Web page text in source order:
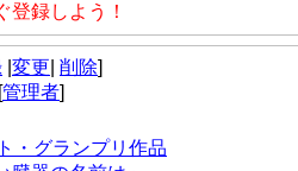
登録しよう！
変更 削除]
[管理者]
・グランプリ作品